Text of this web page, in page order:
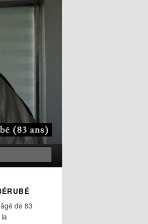
de 83